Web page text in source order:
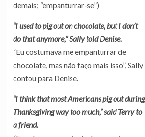
demais; “empanturrar-se”)
“I used to pig out on chocolate, but I don’t
do that anymore,” Sally told Denise.
“Eu costumava me empanturrar de
chocolate, mas não faço mais isso”, Sally
contou para Denise.
“I think that most Americans pig out during
Thanksgiving way too much,” said Terry to
a friend.